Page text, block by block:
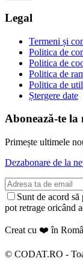
Legal
Termeni și
Politica de
Politica de
Politica de
Politica de
Ștergere date
Abonează-te la
Primește ultimele
Dezabonare de la
Sunt de acord
pot retrage oricând
Creat cu ❤️ în
© CODAT.RO -